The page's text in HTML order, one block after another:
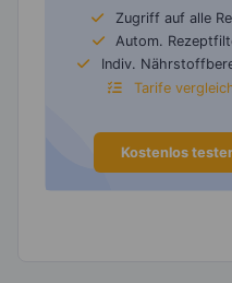
Zugriff auf alle
Autom.
Indiv.
Tarife
Kostenlos